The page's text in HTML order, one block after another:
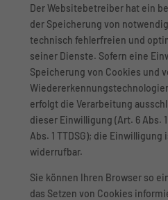
Der Websitebetreiber hat ein
der Speicherung von
technisch fehlerfreien und
seiner Dienste. Sofern eine
Speicherung von Cookies und
erfolgt die Verarbeitung
dieser Einwilligung (Art. 6 Abs. 1
Abs. 1 TTDSG); die
widerrufbar.
Sie können Ihren Browser so
das Setzen von Cookies